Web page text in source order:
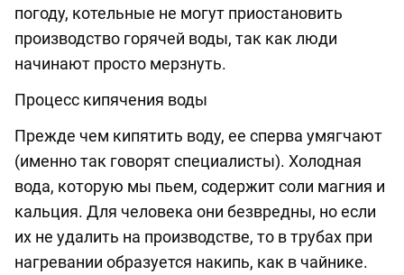
погоду, котельные не могут приостановить
производство горячей воды, так как люди
начинают просто мерзнуть.
Процесс кипячения воды
Прежде чем кипятить воду, ее сперва умягчают
(именно так говорят специалисты). Холодная
вода, которую мы пьем, содержит соли магния и
кальция. Для человека они безвредны, но если
их не удалить на производстве, то в трубах при
нагревании образуется накипь, как в чайнике.